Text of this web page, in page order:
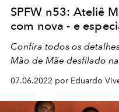
SPFW n53: Ateliê
com nova - e
Confira todos os
Mão de Mãe desfilado na
07.06.2022 por Eduardo